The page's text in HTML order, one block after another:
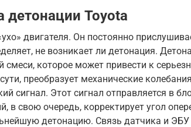
детонации Toyota
двигателя. Он постоянно
не возникает ли детонация.
смеси, которое может привести к
преобразует механические
сигнал. Этот сигнал отправляется в
в свою очередь, корректирует угол
детонацию. Связь датчика и ЭБУ